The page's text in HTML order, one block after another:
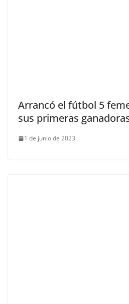
Arrancó el fútbol 5
sus primeras
1 de junio de 2023